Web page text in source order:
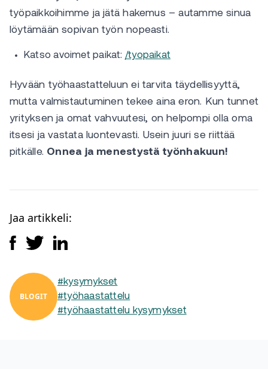
työpaikkoihimme ja jätä hakemus – autamme sinua
löytämään sopivan työn nopeasti.
Katso avoimet paikat: /tyopaikat
Hyvään työhaastatteluun ei tarvita täydellisyyttä,
mutta valmistautuminen tekee aina eron. Kun tunnet
yrityksen ja omat vahvuutesi, on helpompi olla oma
itsesi ja vastata luontevasti. Usein juuri se riittää
pitkälle. Onnea ja menestystä työnhakuun!
Jaa artikkeli:
BLOGIT
#kysymykset
#työhaastattelu
#työhaastattelu kysymykset